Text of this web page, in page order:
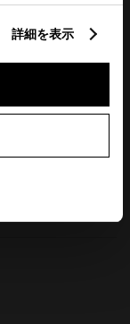
詳細を表示